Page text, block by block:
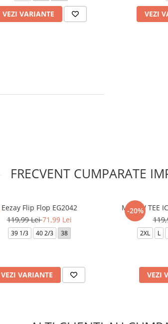
VEZI VARIANTE VEZI
FRECVENT CUMPARATE
Eezay Flip Flop EG2042
119,99 Lei71,99 Lei
39 1/3 40 2/3 38
VEZI VARIANTE
-20%
M NSW TEE
2XL L
VEZI